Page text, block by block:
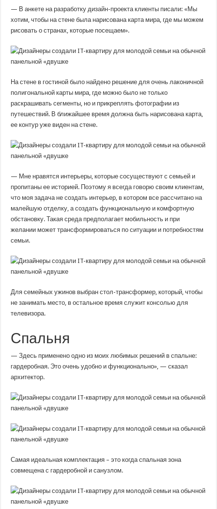
— В анкете на разработку дизайн-проекта клиенты писали: «Мы
хотим, чтобы на стене была нарисована карта мира, где мы можем
рисовать о странах, которые посещаем».
На стене в гостиной было найдено решение для очень лаконичной
полигональной карты мира, где можно было не только
раскрашивать сегменты, но и прикреплять фотографии из
путешествий. В ближайшее время должна быть нарисована карта,
ее контур уже виден на стене.
— Мне нравятся интерьеры, которые сосуществуют с семьей и
пропитаны ее историей. Поэтому я всегда говорю своим клиентам,
что моя задача не создать интерьер, в котором все рассчитано на
малейшую отделку, а создать функциональную и комфортную
обстановку. Такая среда предполагает мобильность и при
желании может трансформироваться по ситуации и потребностям
семьи.
Для семейных ужинов выбран стол-трансформер, который, чтобы
не занимать место, в остальное время служит консолью для
телевизора.
Спальня
— Здесь применено одно из моих любимых решений в спальне:
гардеробная. Это очень удобно и функционально», — сказал
архитектор.
Самая идеальная комплектация – это когда спальная зона
совмещена с гардеробной и санузлом.